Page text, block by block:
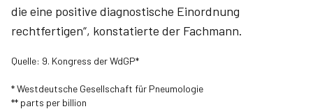
die eine positive diagnostische Einordnung
rechtfertigen“, konstatierte der Fachmann.
Quelle: 9. Kongress der WdGP*
* Westdeutsche Gesellschaft für Pneumologie
** parts per billion